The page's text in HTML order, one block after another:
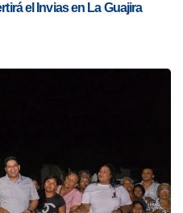
el Invias en La Guajira